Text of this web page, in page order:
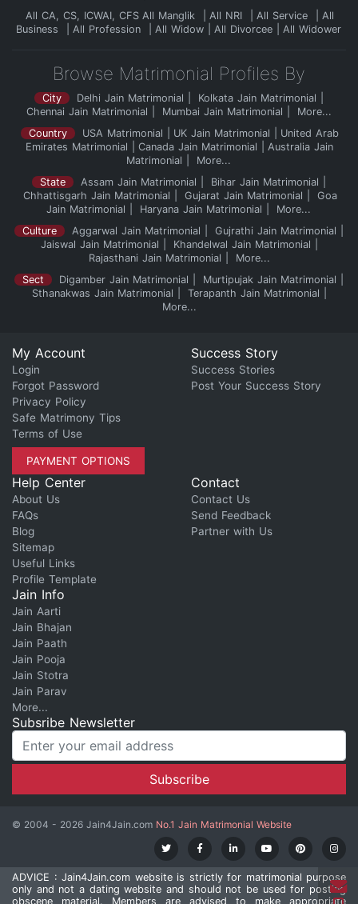
All CA, CS, ICWAI, CFS All Manglik All NRI All Service
All
Business
All Profession All Widow All Divorcee All Widower
Browse Matrimonial Profiles By
City Delhi Jain Matrimonial
Kolkata Jain Matrimonial
Chennai Jain Matrimonial
Mumbai Jain Matrimonial
More...
Country
USA Matrimonial UK Jain Matrimonial
United Arab
Emirates Matrimonial
Canada Jain Matrimonial
Australia Jain
Matrimonial
More...
State
Assam Jain Matrimonial
Bihar Jain Matrimonial
Chhattisgarh Jain Matrimonial
Gujarat Jain Matrimonial
Goa
Jain Matrimonial
Haryana Jain Matrimonial
More...
Culture
Aggarwal Jain Matrimonial
Gujrathi Jain Matrimonial
Jaiswal Jain Matrimonial
Khandelwal Jain Matrimonial
Rajasthani Jain Matrimonial
More...
Sect
Digamber Jain Matrimonial
Murtipujak Jain Matrimonial
Sthanakwas Jain Matrimonial
Terapanth Jain Matrimonial
More...
My Account
Login
Forgot Password
Privacy Policy
Safe Matrimony Tips
Terms of Use
PAYMENT OPTIONS
Success Story
Success Stories
Post Your Success Story
Help Center
About Us
FAQs
Blog
Sitemap
Useful Links
Profile Template
Contact
Contact Us
Send Feedback
Partner with Us
Jain Info
Jain Aarti
Jain Bhajan
Jain Paath
Jain Pooja
Jain Stotra
Jain Parav
More...
Subsribe Newsletter
© 2004 - 2026 Jain4Jain.com No.1 Jain Matrimonial Website
ADVICE : Jain4Jain.com website is strictly for matrimonial purpose
only and not a dating website and should not be used for posting
obscene material. Members are advised to make appropriate